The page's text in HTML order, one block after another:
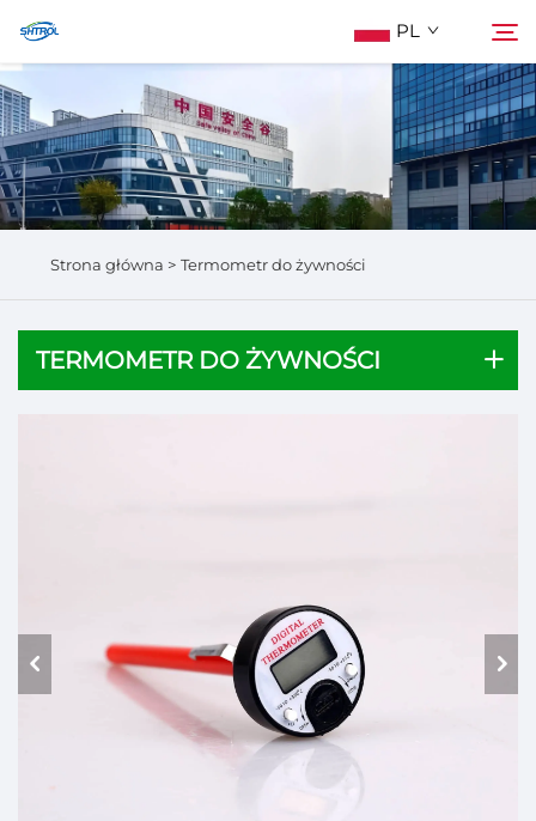
PL
O Nas
Produkty
Szukaj
Strona główna > Termometr do żywności
TERMOMETR DO ŻYWNOŚCI